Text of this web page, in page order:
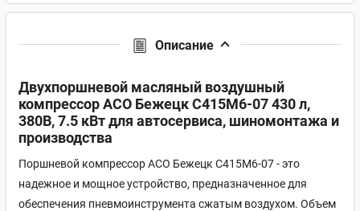
Описание
Двухпоршневой масляный воздушный
компрессор АСО Бежецк С415М6-07 430 л,
380В, 7.5 кВт для автосервиса, шиномонтажа и
производства
Поршневой компрессор АСО Бежецк С415М6-07 - это
надежное и мощное устройство, предназначенное для
обеспечения пневмоинструмента сжатым воздухом. Объем